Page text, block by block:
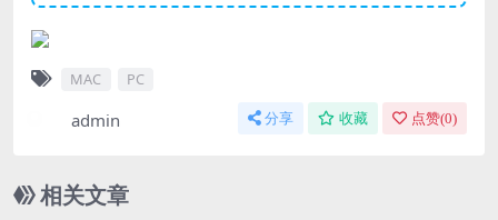
MAC PC
admin 分享 收藏 点赞(0)
相关文章